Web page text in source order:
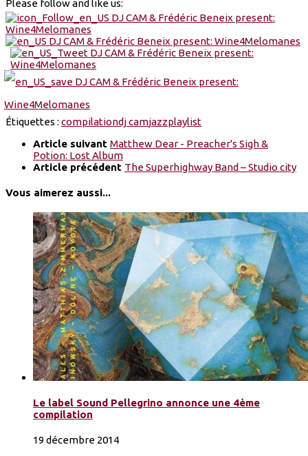
Please follow and like us:
Étiquettes : compilationdj camjazzplaylist
Article suivant Matthew Dear - Preacher's Sigh &
Potion: Lost Album
Article précédent The Superhighway Band – Studio city
Vous aimerez aussi...
Le label Sound Pellegrino annonce une 4ème
compilation
19 décembre 2014